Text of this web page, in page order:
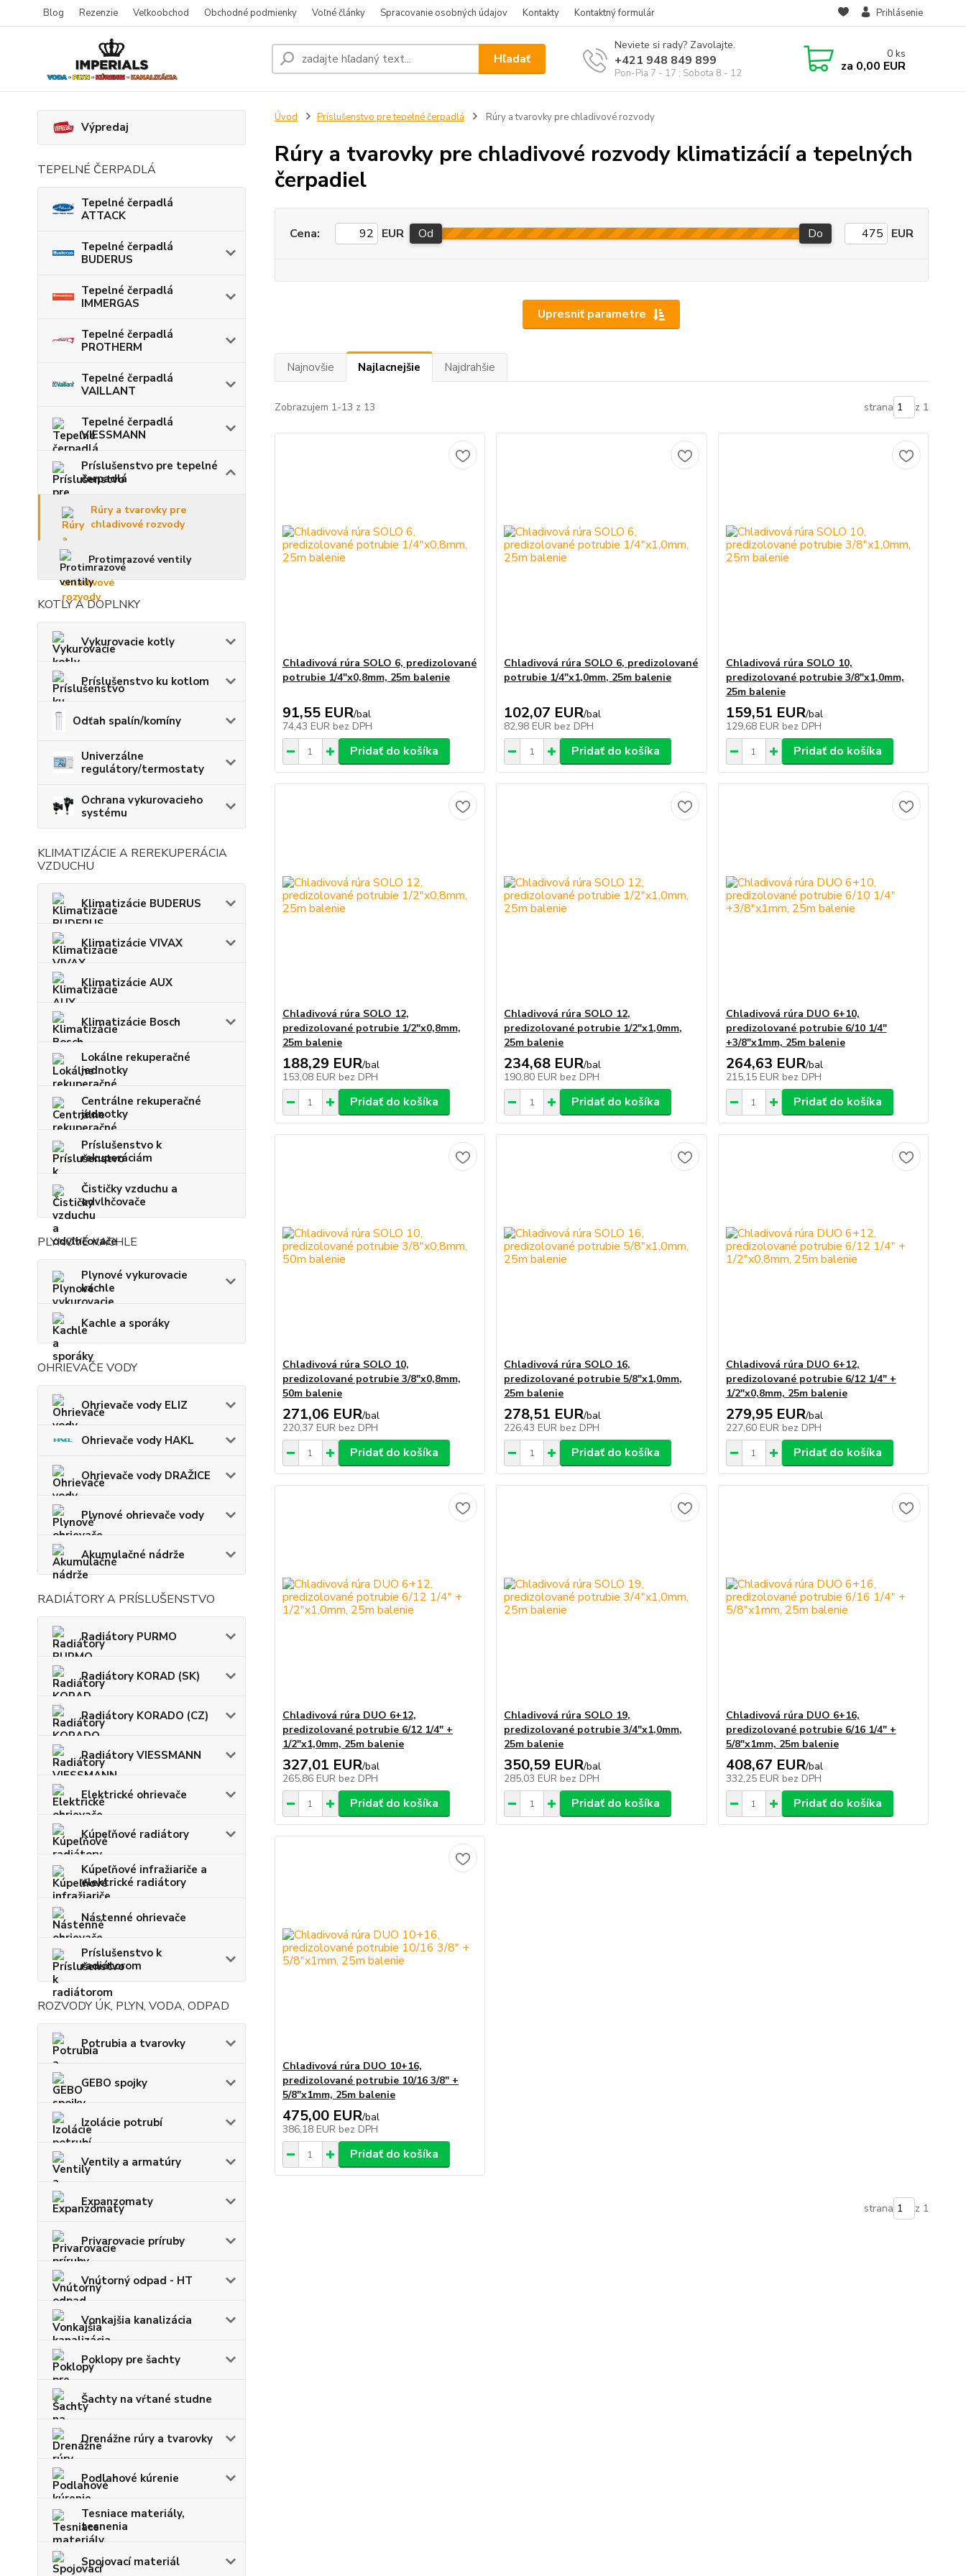
Blog Rezenzie Veľkoobchod Obchodné podmienky Voľné články Spracovanie osobných údajov Kontakty Kontaktný formulár Prihlásenie
Hľadať
Neviete si rady? Zavolajte.
+421 948 849 899
Pon-Pia 7 - 17 ; Sobota 8 - 12
0 ks
za 0,00 EUR
Výpredaj
TEPELNÉ ČERPADLÁ
Tepelné čerpadlá
ATTACK
Tepelné čerpadlá
BUDERUS
Tepelné čerpadlá
IMMERGAS
Tepelné čerpadlá
PROTHERM
Tepelné čerpadlá
VAILLANT
Tepelné čerpadlá
VIESSMANN
Príslušenstvo pre tepelné
čerpadlá
Rúry a tvarovky pre
chladivové rozvody
Protimrazové ventily
KOTLY A DOPLNKY
Vykurovacie kotly
Príslušenstvo ku kotlom
Odťah spalín/komíny
Univerzálne
regulátory/termostaty
Ochrana vykurovacieho
systému
KLIMATIZÁCIE A REREKUPERÁCIA
VZDUCHU
Klimatizácie BUDERUS
Klimatizácie VIVAX
Klimatizácie AUX
Klimatizácie Bosch
Lokálne rekuperačné
jednotky
Centrálne rekuperačné
jednotky
Príslušenstvo k
rekuperáciám
Čističky vzduchu a
odvlhčovače
PLYNOVÉ KACHLE
Plynové vykurovacie
kachle
Kachle a sporáky
OHRIEVAČE VODY
Ohrievače vody ELIZ
Ohrievače vody HAKL
Ohrievače vody DRAŽICE
Plynové ohrievače vody
Akumulačné nádrže
RADIÁTORY A PRÍSLUŠENSTVO
Radiátory PURMO
Radiátory KORAD (SK)
Radiátory KORADO (CZ)
Radiátory VIESSMANN
Elektrické ohrievače
Kúpeľňové radiátory
Kúpeľňové infražiariče a
elektrické radiátory
Nástenné ohrievače
Príslušenstvo k
radiátorom
ROZVODY ÚK, PLYN, VODA, ODPAD
Potrubia a tvarovky
GEBO spojky
Izolácie potrubí
Ventily a armatúry
Expanzomaty
Privarovacie príruby
Vnútorný odpad - HT
Vonkajšia kanalizácia
Poklopy pre šachty
Šachty na vŕtané studne
Drenážne rúry a tvarovky
Podlahové kúrenie
Tesniace materiály,
tesnenia
Spojovací materiál
Úvod Príslušenstvo pre tepelné čerpadlá Rúry a tvarovky pre chladivové rozvody
Rúry a tvarovky pre chladivové rozvody klimatizácií a tepelných
čerpadiel
Upresniť parametre
Cena: EUR Od Do EUR
Najnovšie Najlacnejšie Najdrahšie
Zobrazujem 1-13 z 13 strana z 1
Chladivová rúra SOLO 6, predizolované
potrubie 1/4"x0,8mm, 25m balenie
91,55 EUR/bal
74,43 EUR bez DPH
Pridať do košíka
Chladivová rúra SOLO 6, predizolované
potrubie 1/4"x1,0mm, 25m balenie
102,07 EUR/bal
82,98 EUR bez DPH
Pridať do košíka
Chladivová rúra SOLO 10,
predizolované potrubie 3/8"x1,0mm,
25m balenie
159,51 EUR/bal
129,68 EUR bez DPH
Pridať do košíka
Chladivová rúra SOLO 12,
predizolované potrubie 1/2"x0,8mm,
25m balenie
188,29 EUR/bal
153,08 EUR bez DPH
Pridať do košíka
Chladivová rúra SOLO 12,
predizolované potrubie 1/2"x1,0mm,
25m balenie
234,68 EUR/bal
190,80 EUR bez DPH
Pridať do košíka
Chladivová rúra DUO 6+10,
predizolované potrubie 6/10 1/4"
+3/8"x1mm, 25m balenie
264,63 EUR/bal
215,15 EUR bez DPH
Pridať do košíka
Chladivová rúra SOLO 10,
predizolované potrubie 3/8"x0,8mm,
50m balenie
271,06 EUR/bal
220,37 EUR bez DPH
Pridať do košíka
Chladivová rúra SOLO 16,
predizolované potrubie 5/8"x1,0mm,
25m balenie
278,51 EUR/bal
226,43 EUR bez DPH
Pridať do košíka
Chladivová rúra DUO 6+12,
predizolované potrubie 6/12 1/4" +
1/2"x0,8mm, 25m balenie
279,95 EUR/bal
227,60 EUR bez DPH
Pridať do košíka
Chladivová rúra DUO 6+12,
predizolované potrubie 6/12 1/4" +
1/2"x1,0mm, 25m balenie
327,01 EUR/bal
265,86 EUR bez DPH
Pridať do košíka
Chladivová rúra SOLO 19,
predizolované potrubie 3/4"x1,0mm,
25m balenie
350,59 EUR/bal
285,03 EUR bez DPH
Pridať do košíka
Chladivová rúra DUO 6+16,
predizolované potrubie 6/16 1/4" +
5/8"x1mm, 25m balenie
408,67 EUR/bal
332,25 EUR bez DPH
Pridať do košíka
Chladivová rúra DUO 10+16,
predizolované potrubie 10/16 3/8" +
5/8"x1mm, 25m balenie
475,00 EUR/bal
386,18 EUR bez DPH
Pridať do košíka
strana z 1